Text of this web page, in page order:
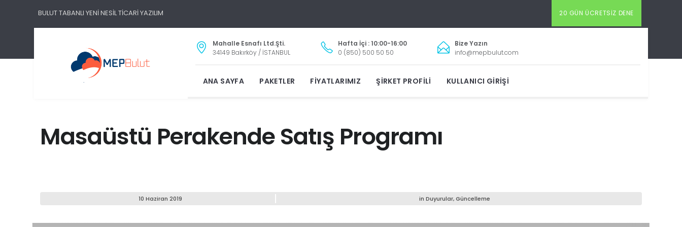
BULUT TABANLI YENİ NESİL TİCARİ YAZILIM 20 GÜN ÜCRETSIZ DENE
Mahalle Esnafı Ltd.Şti.
34149 Bakırköy / İSTANBUL
Hafta İçi : 10:00-16:00
0 (850) 500 50 50
Bize Yazın
info@mepbulut.com
ANA SAYFA PAKETLER FIYATLARIMIZ ŞIRKET PROFILI KULLANICI GIRIŞI
Masaüstü Perakende Satış Programı
10 Haziran 2019 in Duyurular,Güncelleme